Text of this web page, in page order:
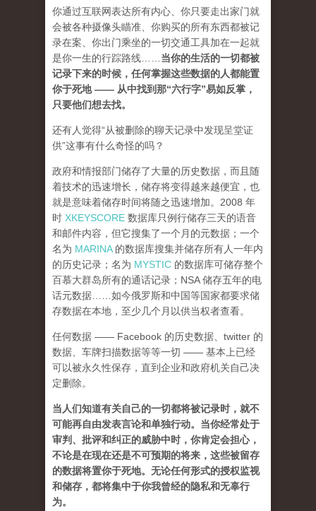
你通过互联网表达所有内心、你只要走出家门就
会被各种摄像头瞄准、你购买的所有东西都被记
录在案、你出门乘坐的一切交通工具加在一起就
是你一生的行踪路线…… 当你的生活的一切都被
记录下来的时候，任何掌握这些数据的人都能置
你于死地 —— 从中找到那“六行字”易如反掌，
只要他们想去找。
还有人觉得“从被删除的聊天记录中发现呈堂证
供”这事有什么奇怪的吗？
政府和情报部门储存了大量的历史数据，而且随
着技术的迅速增长，储存将变得越来越便宜，也
就是意味着储存时间将随之迅速增加。2008 年
时 XKEYSCORE 数据库只例行储存三天的语音
和邮件内容，但它搜集了一个月的元数据；一个
名为 MARINA 的数据库搜集并储存所有人一年内
的历史记录；名为 MYSTIC 的数据库可储存整个
百慕大群岛所有的通话记录；NSA 储存五年的电
话元数据……如今俄罗斯和中国等国家都要求储
存数据在本地，至少几个月以供当权者查看。
任何数据 —— Facebook 的历史数据、twitter 的
数据、车牌扫描数据等等一切 —— 基本上已经
可以被永久性保存，直到企业和政府机关自己决
定删除。
当人们知道有关自己的一切都将被记录时，就不
可能再自由发表言论和单独行动。当你经常处于
审判、批评和纠正的威胁中时，你肯定会担心，
不论是在现在还是不可预期的将来，这些被留存
的数据将置你于死地。无论任何形式的授权监视
和储存，都将集中于你我曾经的隐私和无辜行
为。